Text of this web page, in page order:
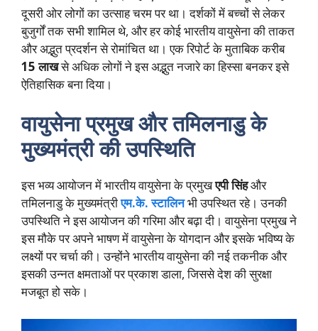
दूसरी ओर लोगों का उत्साह चरम पर था। दर्शकों में बच्चों से लेकर
बुजुर्गों तक सभी शामिल थे, और हर कोई भारतीय वायुसेना की ताकत
और अद्भुत प्रदर्शन से रोमांचित था। एक रिपोर्ट के मुताबिक करीब
15 लाखसे अधिक लोगों ने इस अद्भुत नजारे का हिस्सा बनकर इसे
ऐतिहासिक बना दिया।
वायुसेना प्रमुख और तमिलनाडु के
मुख्यमंत्री की उपस्थिति
इस भव्य आयोजन में भारतीय वायुसेना के प्रमुखएपी सिंहऔर
तमिलनाडु के मुख्यमंत्रीएम.के. स्टालिनभी उपस्थित रहे। उनकी
उपस्थिति ने इस आयोजन की गरिमा और बढ़ा दी। वायुसेना प्रमुख ने
इस मौके पर अपने भाषण में वायुसेना के योगदान और इसके भविष्य के
लक्ष्यों पर चर्चा की। उन्होंने भारतीय वायुसेना की नई तकनीक और
इसकी उन्नत क्षमताओं पर प्रकाश डाला, जिससे देश की सुरक्षा
मजबूत हो सके।